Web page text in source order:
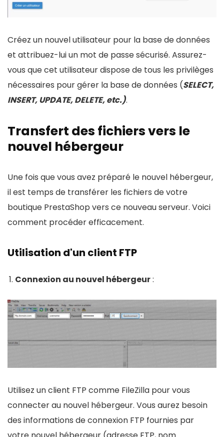
Créez un nouvel utilisateur pour la base de données
et attribuez-lui un mot de passe sécurisé. Assurez-
vous que cet utilisateur dispose de tous les privilèges
nécessaires pour gérer la base de données (SELECT,
INSERT, UPDATE, DELETE, etc.).
Transfert des fichiers vers le
nouvel hébergeur
Une fois que vous avez préparé le nouvel hébergeur,
il est temps de transférer les fichiers de votre
boutique PrestaShop vers ce nouveau serveur. Voici
comment procéder efficacement.
Utilisation d'un client FTP
Connexion au nouvel hébergeur:
Utilisez un client FTP comme FileZilla pour vous
connecter au nouvel hébergeur. Vous aurez besoin
des informations de connexion FTP fournies par